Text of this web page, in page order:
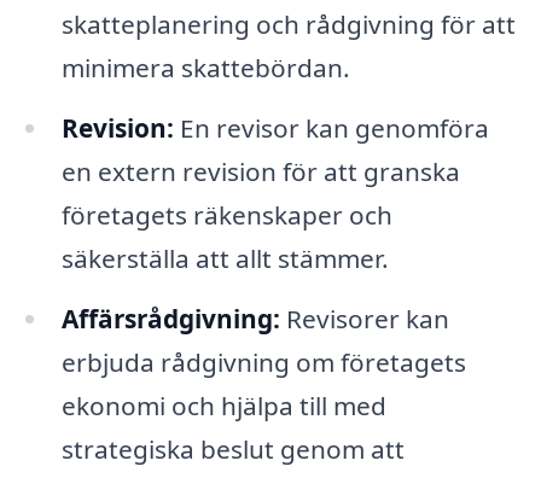
skatteplanering och rådgivning för att
minimera skattebördan.
Revision: En revisor kan genomföra
en extern revision för att granska
företagets räkenskaper och
säkerställa att allt stämmer.
Affärsrådgivning: Revisorer kan
erbjuda rådgivning om företagets
ekonomi och hjälpa till med
strategiska beslut genom att